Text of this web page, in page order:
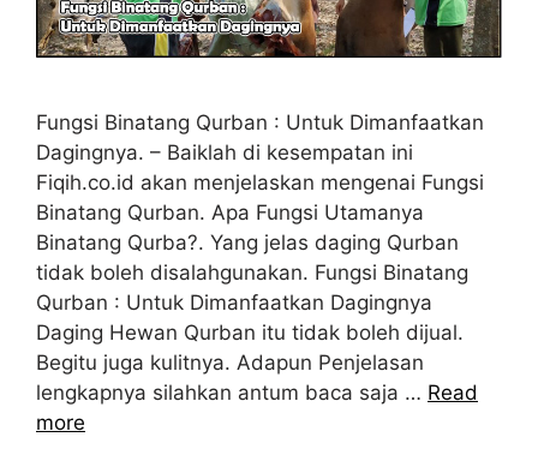
Fungsi Binatang Qurban : Untuk Dimanfaatkan
Dagingnya. – Baiklah di kesempatan ini
Fiqih.co.id akan menjelaskan mengenai Fungsi
Binatang Qurban. Apa Fungsi Utamanya
Binatang Qurba?. Yang jelas daging Qurban
tidak boleh disalahgunakan. Fungsi Binatang
Qurban : Untuk Dimanfaatkan Dagingnya
Daging Hewan Qurban itu tidak boleh dijual.
Begitu juga kulitnya. Adapun Penjelasan
lengkapnya silahkan antum baca saja … Read
more